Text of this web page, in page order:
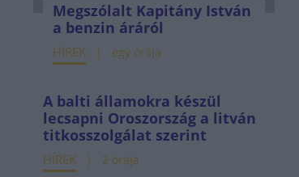
Megszólalt Kapitány István
a benzin áráról
HÍREK egy órája
A balti államokra készül
lecsapni Oroszország a litván
titkosszolgálat szerint
HÍREK 2 órája